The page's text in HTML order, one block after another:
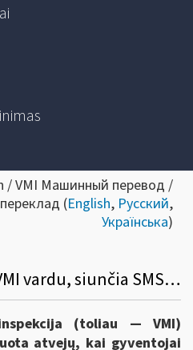
/ VMI Машинный перевод /
(English, Русский,
Українська)
Sukčiai, prisidengę VMI vardu, siunčia SMS ir skatina investuoti
(toliau — VMI)
atvejų, kai gyventojai